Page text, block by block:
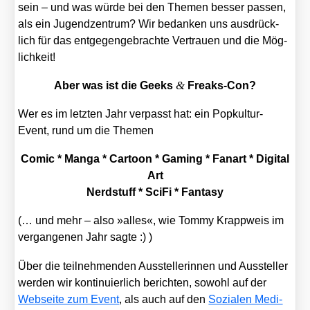
sein – und was wür­de bei den The­men bes­ser pas­sen,
als ein Jugend­zen­trum? Wir bedan­ken uns aus­drück­
lich für das ent­ge­gen­ge­brach­te Ver­trau­en und die Mög­
lich­keit!
Aber was ist die Geeks & Freaks-Con?
Wer es im letz­ten Jahr ver­passt hat: ein Pop­kul­tur-
Event, rund um die The­men
Comic * Man­ga * Car­toon * Gam­ing * Fan­art * Digi­tal
Art
Nerd­s­tuff * Sci­Fi * Fan­ta­sy
(… und mehr – also »alles«, wie Tom­my Krapp­weis im
ver­gan­ge­nen Jahr sag­te :) )
Über die teil­neh­men­den Aus­stel­le­rin­nen und Aus­stel­ler
wer­den wir kon­ti­nu­ier­lich berich­ten, sowohl auf der
Web­sei­te zum Event, als auch auf den Sozia­len Medi­